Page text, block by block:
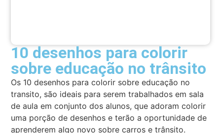
10 desenhos para colorir
sobre educação no trânsito
Os 10 desenhos para colorir sobre educação no
transito, são ideais para serem trabalhados em sala
de aula em conjunto dos alunos, que adoram colorir
uma porção de desenhos e terão a oportunidade de
aprenderem algo novo sobre carros e trânsito.